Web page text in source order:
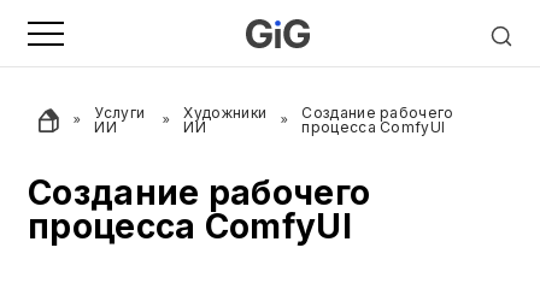
Услуги
ИИ
Художники
ИИ
Создание рабочего
процесса ComfyUI
Создание рабочего
процесса ComfyUI